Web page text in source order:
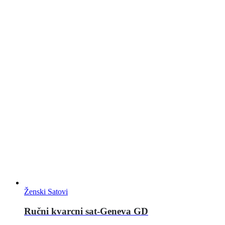
Ženski Satovi
Ručni kvarcni sat-Geneva GD